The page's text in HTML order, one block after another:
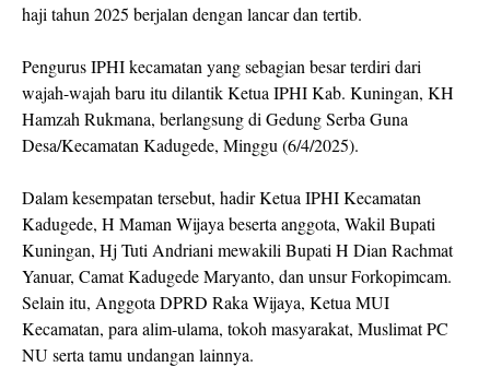
haji tahun 2025 berjalan dengan lancar dan tertib.
Pengurus IPHI kecamatan yang sebagian besar terdiri dari
wajah-wajah baru itu dilantik Ketua IPHI Kab. Kuningan, KH
Hamzah Rukmana, berlangsung di Gedung Serba Guna
Desa/Kecamatan Kadugede, Minggu (6/4/2025).
Dalam kesempatan tersebut, hadir Ketua IPHI Kecamatan
Kadugede, H Maman Wijaya beserta anggota, Wakil Bupati
Kuningan, Hj Tuti Andriani mewakili Bupati H Dian Rachmat
Yanuar, Camat Kadugede Maryanto, dan unsur Forkopimcam.
Selain itu, Anggota DPRD Raka Wijaya, Ketua MUI
Kecamatan, para alim-ulama, tokoh masyarakat, Muslimat PC
NU serta tamu undangan lainnya.